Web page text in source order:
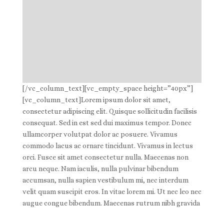
[/vc_column_text][vc_empty_space height=”40px”]
[vc_column_text]Lorem ipsum dolor sit amet,
consectetur adipiscing elit. Quisque sollicitudin facilisis
consequat. Sed in est sed dui maximus tempor. Donec
ullamcorper volutpat dolor ac posuere. Vivamus
commodo lacus ac ornare tincidunt. Vivamus in lectus
orci. Fusce sit amet consectetur nulla. Maecenas non
arcu neque. Nam iaculis, nulla pulvinar bibendum
accumsan, nulla sapien vestibulum mi, nec interdum
velit quam suscipit eros. In vitae lorem mi. Ut nec leo nec
augue congue bibendum. Maecenas rutrum nibh gravida